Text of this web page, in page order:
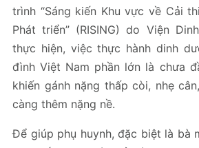
trình “Sáng kiến Khu vực về Cải
Phát triển” (RISING) do Viện
thực hiện, việc thực hành dinh
đình Việt Nam phần lớn là chưa
khiến gánh nặng thấp còi, nhẹ
càng thêm nặng nề.
Để giúp phụ huynh, đặc biệt là bà